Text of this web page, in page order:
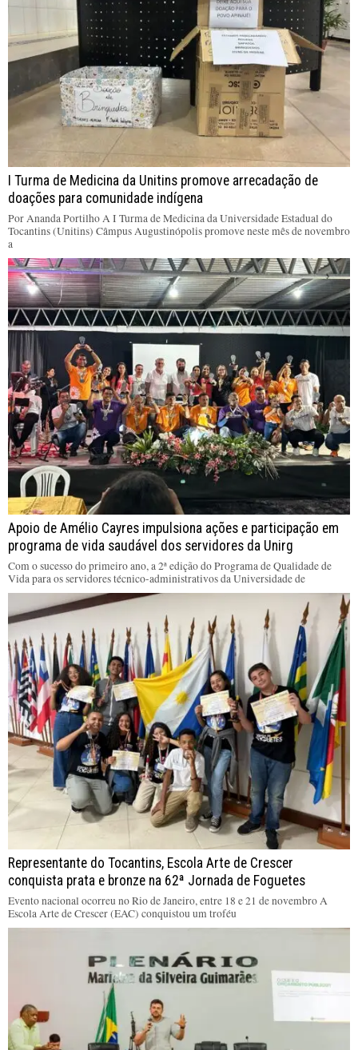
I Turma de Medicina da Unitins promove arrecadação de
doações para comunidade indígena
Por Ananda Portilho A I Turma de Medicina da Universidade Estadual do
Tocantins (Unitins) Câmpus Augustinópolis promove neste mês de novembro
a
Apoio de Amélio Cayres impulsiona ações e participação em
programa de vida saudável dos servidores da Unirg
Com o sucesso do primeiro ano, a 2ª edição do Programa de Qualidade de
Vida para os servidores técnico-administrativos da Universidade de
Representante do Tocantins, Escola Arte de Crescer
conquista prata e bronze na 62ª Jornada de Foguetes
Evento nacional ocorreu no Rio de Janeiro, entre 18 e 21 de novembro A
Escola Arte de Crescer (EAC) conquistou um troféu